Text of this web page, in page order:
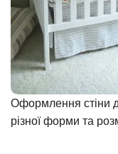
Оформлення стіни
різної форми та